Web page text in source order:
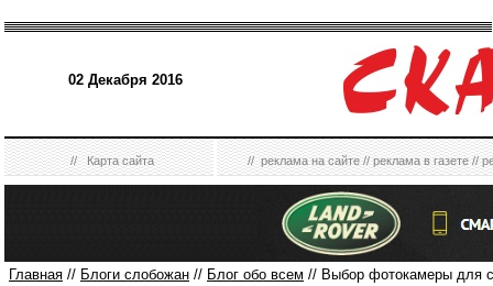
02 Декабря 2016
//Карта сайта //реклама на сайте//реклама в газете//
Главная // Блоги слобожан // Блог обо всем // Выбор фотокамеры для